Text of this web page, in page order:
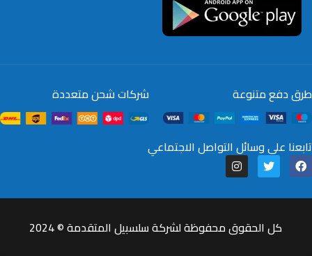
طرق دفع متنوعة شركات شحن متعددة
تابعنا على وسائل التواصل الاجتماعي
كل الحقوق محفوظة لشركة سلسبيل المتقدمة © 2024